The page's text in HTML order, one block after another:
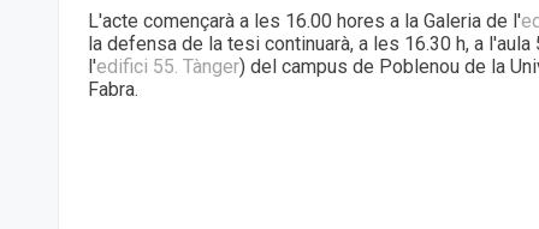
L'acte començarà a les 16.00 hores a la Galeria de l'
la defensa de la tesi continuarà, a les 16.30 h, a
l'edifici 55. Tànger) del campus de Poblenou de la
Fabra.